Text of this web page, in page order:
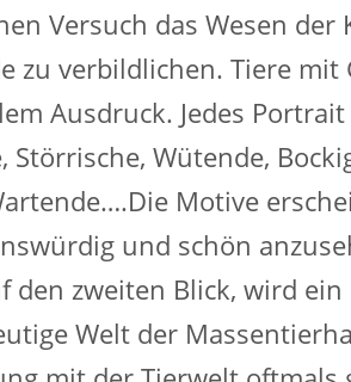
Versuch das Wesen der
zu verbildlichen. Tiere mit
Ausdruck. Jedes
Störrische, Wütende,
Motive
und schön
den zweiten Blick, wird
Welt der